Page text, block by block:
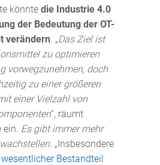
könnte die Industrie 4.0
der Bedeutung der OT-
verändern. „Das Ziel ist
zu optimieren
vorwegzunehmen, doch
zu einer größeren
einer Vielzahl von
“, räumt
ein. Es gibt immer mehr
. „Insbesondere
Bestandteil